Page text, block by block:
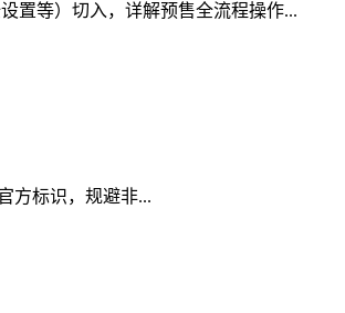
置等）切入，详解预售全流程操作...
方标识，规避非...